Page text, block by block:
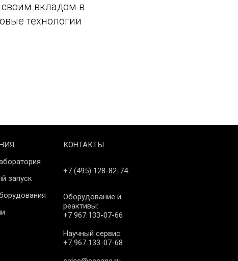
вкладом в
технологии
запуск
КОНТАКТЫ
+7 (495) 128-82-74
Оборудование и
реактивы:
+7 967 133-07-66
Научный сервис:
+7 967 133-07-68